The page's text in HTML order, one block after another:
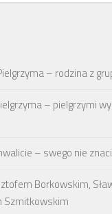
– rodzina z
– pielgrzymi
– swego nie
Borkowskim,
Szmitkowskim